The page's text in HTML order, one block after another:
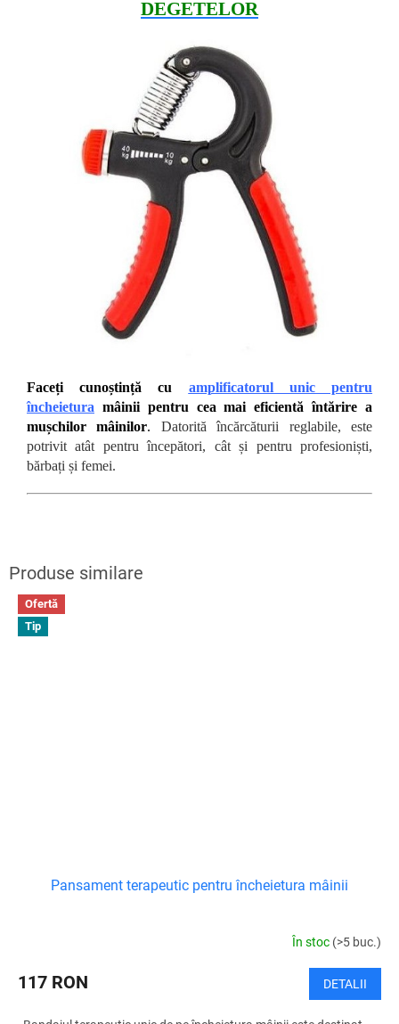
DEGETELOR
Faceți cunoștință cu amplificatorul unic pentru
încheietura mâinii pentru cea mai eficientă întărire a
mușchilor mâinilor. Datorită încărcăturii reglabile, este
potrivit atât pentru începători, cât și pentru profesioniști,
bărbați și femei.
Ofertă
Tip
Pansament terapeutic pentru încheietura mâinii
În stoc (>5 buc.)
117 RON DETALII